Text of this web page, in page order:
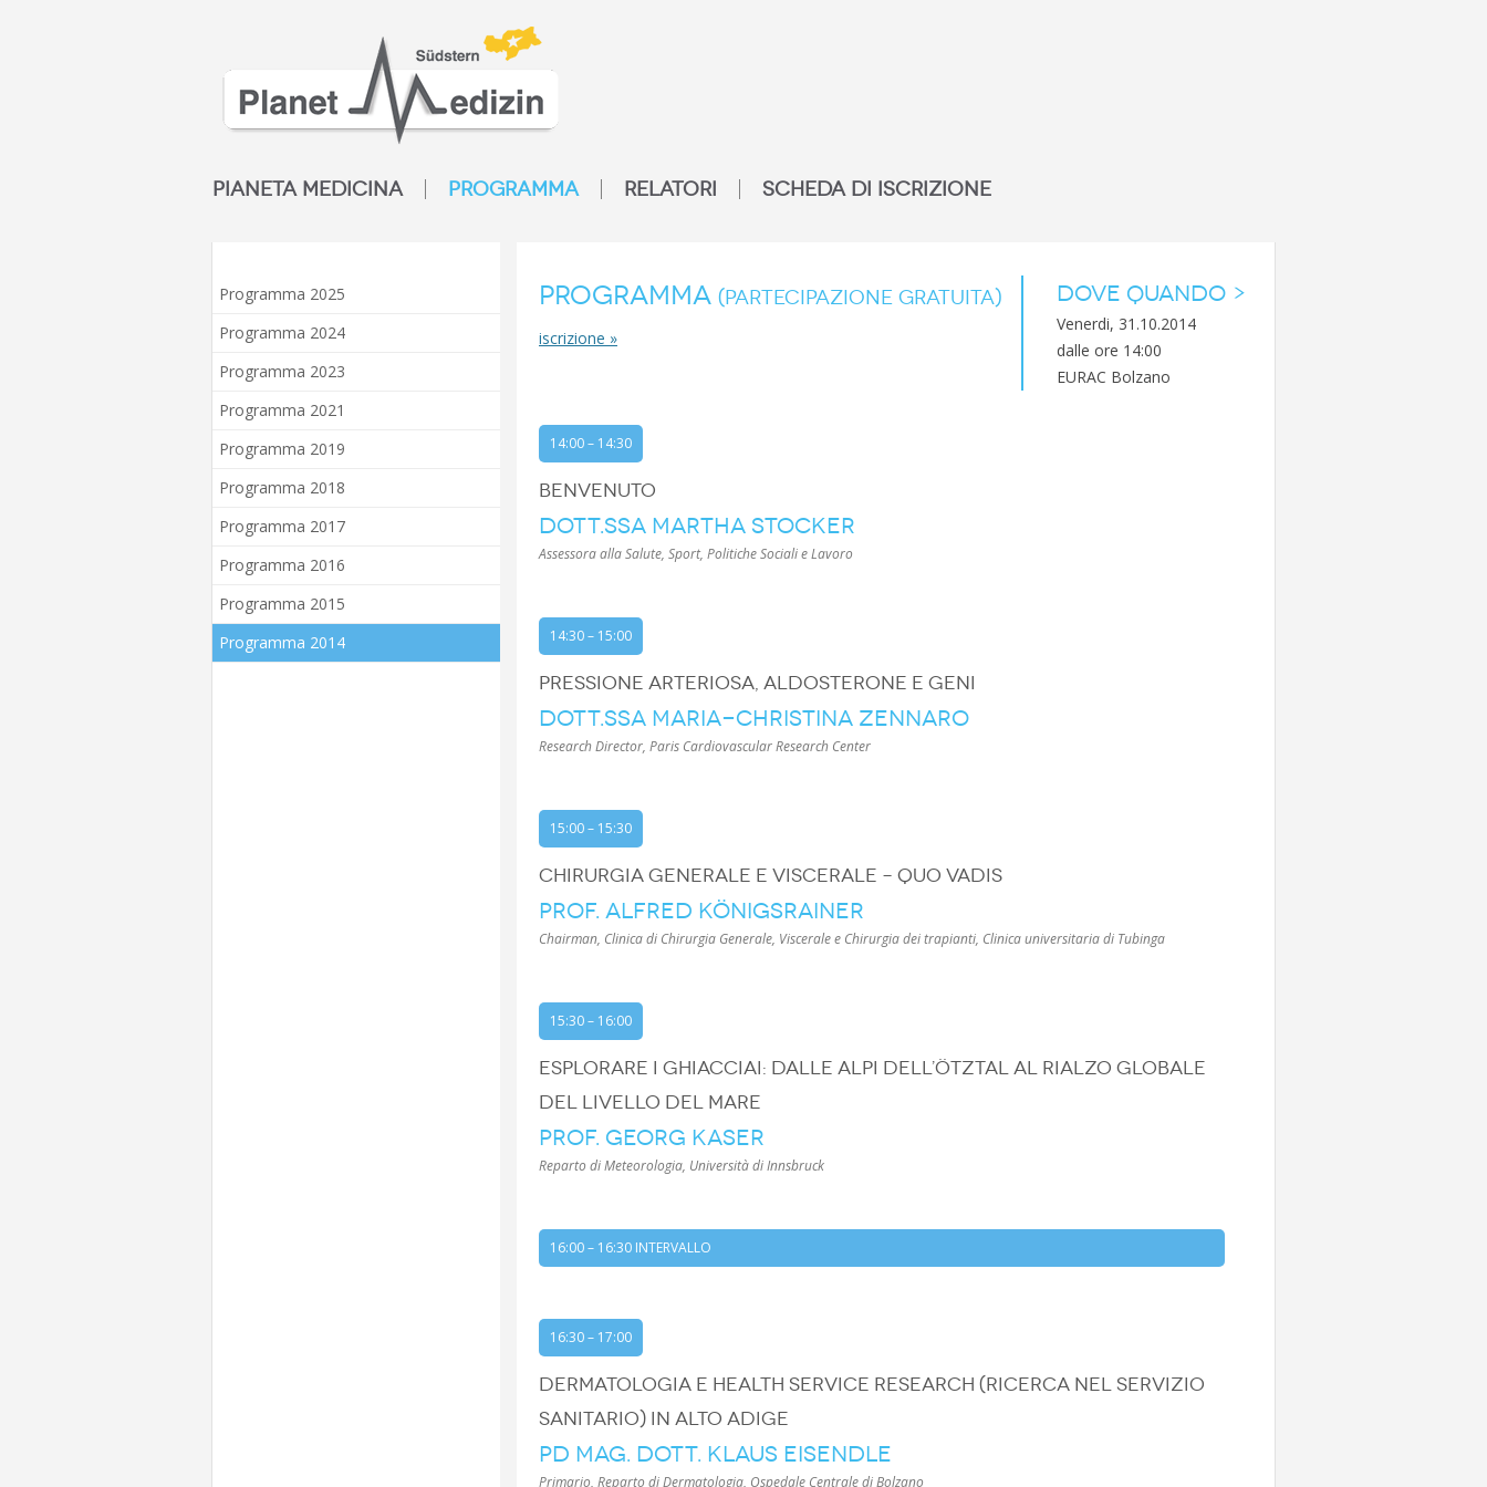
PIANETA MEDICINA PROGRAMMA RELATORI SCHEDA DI ISCRIZIONE
Programma 2025
Programma 2024
Programma 2023
Programma 2021
Programma 2019
Programma 2018
Programma 2017
Programma 2016
Programma 2015
Programma 2014
Programma (partecipazione gratuita)
iscrizione »
DOVE QUANDO >
Venerdi, 31.10.2014
dalle ore 14:00
EURAC Bolzano
14:00 – 14:30
BENVENUTO
DOTT.SSA MARTHA STOCKER
Assessora alla Salute, Sport, Politiche Sociali e Lavoro
14:30 – 15:00
PRESSIONE ARTERIOSA, ALDOSTERONE E GENI
DOTT.SSA MARIA-CHRISTINA ZENNARO
Research Director, Paris Cardiovascular Research Center
15:00 – 15:30
CHIRURGIA GENERALE E VISCERALE – QUO VADIS
PROF. ALFRED KÖNIGSRAINER
Chairman, Clinica di Chirurgia Generale, Viscerale e Chirurgia dei trapianti, Clinica universitaria di Tubinga
15:30 – 16:00
ESPLORARE I GHIACCIAI: DALLE ALPI DELL’ÖTZTAL AL RIALZO GLOBALE
DEL LIVELLO DEL MARE
PROF. GEORG KASER
Reparto di Meteorologia, Università di Innsbruck
16:00 – 16:30 INTERVALLO
16:30 – 17:00
DERMATOLOGIA E HEALTH SERVICE RESEARCH (RICERCA NEL SERVIZIO
SANITARIO) IN ALTO ADIGE
PD MAG. DOTT. KLAUS EISENDLE
Primario, Reparto di Dermatologia, Ospedale Centrale di Bolzano